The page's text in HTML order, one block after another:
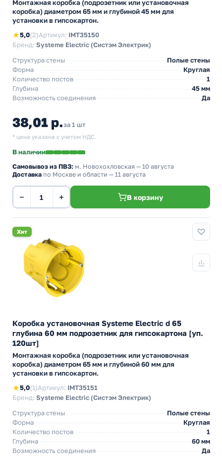
Монтажная коробка (подрозетник или установочная
коробка) диаметром 65 мм и глубиной 45 мм для
установки в гипсокартон.
★5,0(2)Артикул: IMT35150
Бренд: Systeme Electric (Систэм Электрик)
Структура стены
Полые стены
Форма
Круглая
Количество постов
1
Глубина
45 мм
Возможность соединения
Да
38,01 р.за 1 шт
* цена указана с учетом НДС.
В наличии
Самовывоз из ПВЗ: м. Новохохловская — 10 августа
Доставка по Москве и области — 11 августа
− + В корзину
Хит
Коробка установочная Systeme Electric d 65
глубина 60 мм подрозетник для гипсокартона [уп.
120шт]
Монтажная коробка (подрозетник или установочная
коробка) диаметром 65 мм и глубиной 60 мм для
установки в гипсокартон.
★5,0(1)Артикул: IMT35151
Бренд: Systeme Electric (Систэм Электрик)
Структура стены
Полые стены
Форма
Круглая
Количество постов
1
Глубина
60 мм
Возможность соединения
Да